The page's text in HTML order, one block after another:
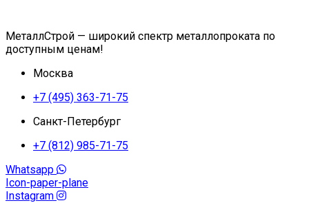
МеталлСтрой — широкий спектр металлопроката по
доступным ценам!
Москва
+7 (495) 363-71-75
Санкт-Петербург
+7 (812) 985-71-75
Whatsapp
Icon-paper-plane
Instagram